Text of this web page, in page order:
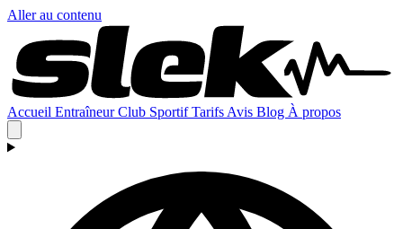
Aller au contenu
Accueil EntraîneurClub SportifTarifs Avis Blog À propos